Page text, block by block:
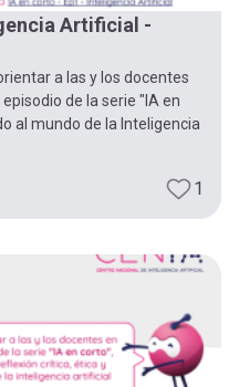
Artificial -
a las y los docentes
de la serie "IA en
al mundo de la Inteligencia
1